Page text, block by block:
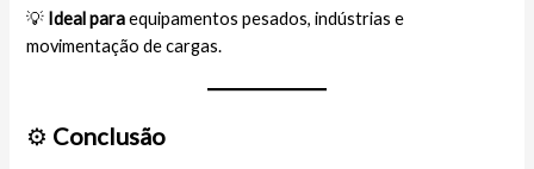
💡 Ideal paraequipamentos pesados, indústrias e
movimentação de cargas.
⚙️ Conclusão